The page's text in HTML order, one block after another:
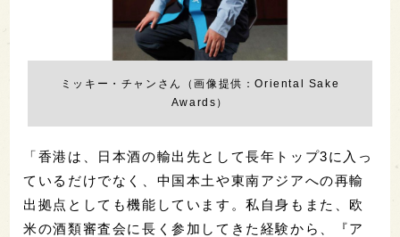
ミッキー・チャンさん（画像提供：Oriental Sake
Awards）
「香港は、日本酒の輸出先として長年トップ3に入っ
ているだけでなく、中国本土や東南アジアへの再輸
出拠点としても機能しています。私自身もまた、欧
米の酒類審査会に長く参加してきた経験から、『ア